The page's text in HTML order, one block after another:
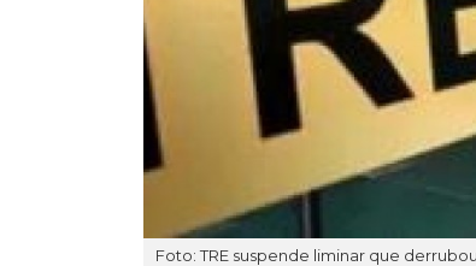
Foto: TRE suspende liminar que